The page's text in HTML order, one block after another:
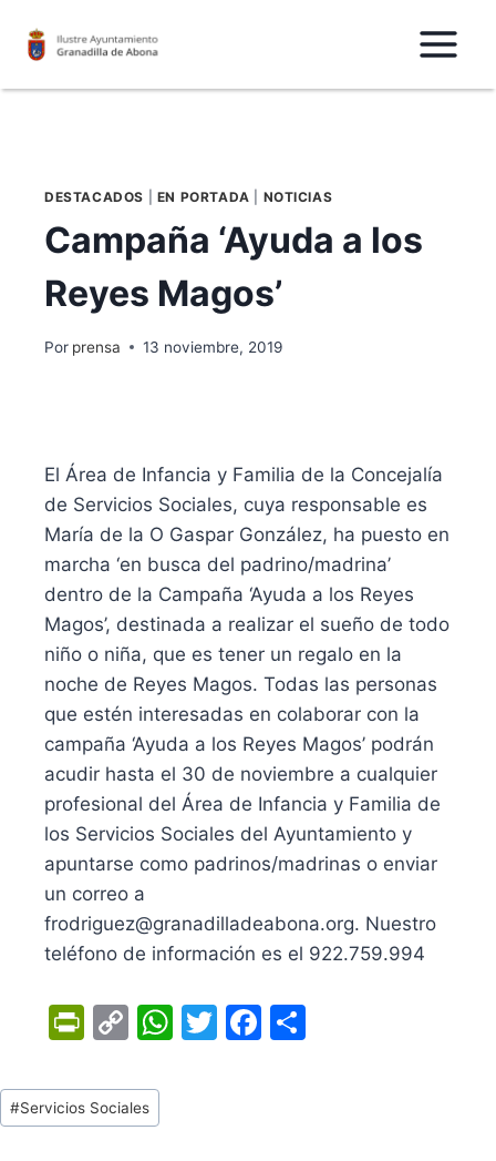
DESTACADOS EN PORTADA NOTICIAS
Campaña ‘Ayuda a los
Reyes Magos’
Por prensa 13 noviembre, 2019
El Área de Infancia y Familia de la Concejalía
de Servicios Sociales, cuya responsable es
María de la O Gaspar González, ha puesto en
marcha ‘en busca del padrino/madrina’
dentro de la Campaña ‘Ayuda a los Reyes
Magos’, destinada a realizar el sueño de todo
niño o niña, que es tener un regalo en la
noche de Reyes Magos. Todas las personas
que estén interesadas en colaborar con la
campaña ‘Ayuda a los Reyes Magos’ podrán
acudir hasta el 30 de noviembre a cualquier
profesional del Área de Infancia y Familia de
los Servicios Sociales del Ayuntamiento y
apuntarse como padrinos/madrinas o enviar
un correo a
frodriguez@granadilladeabona.org. Nuestro
teléfono de información es el 922.759.994
Pr
tF
ri
C
p
y
W T
F
Tags
de
#Servicios Sociales